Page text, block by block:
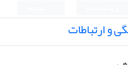
و ارتباطات